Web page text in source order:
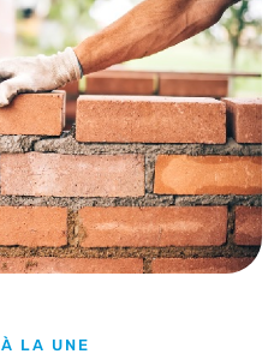
À LA UNE